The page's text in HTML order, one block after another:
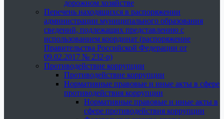
дорожном хозяйстве
Перечень находящихся в распоряжении
администрации муниципального образования
сведений, подлежащих представлению с
использованием координат (распоряжение
Правительства Российской Федерации от
09.02.2017 № 232-р)
Противодействие коррупции
Противодействие коррупции
Нормативные правовые и иные акты в сфере
противодействия коррупции
Нормативные правовые и иные акты в
сфере противодействия коррупции